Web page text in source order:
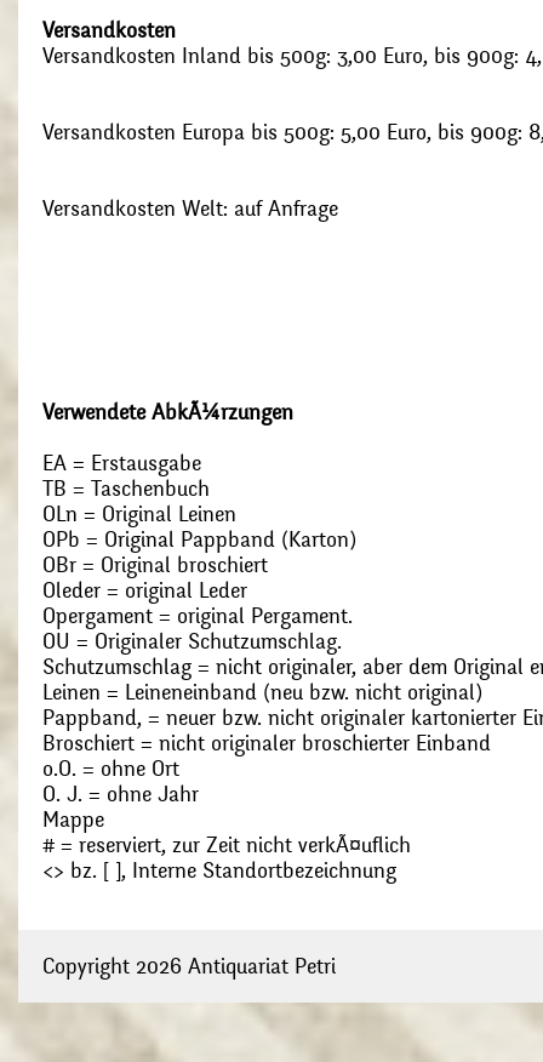
Versandkosten
Versandkosten Inland bis 500g: 3,00 Euro, bis 900g:
Versandkosten Europa bis 500g: 5,00 Euro, bis 900g:
Versandkosten Welt: auf Anfrage
Verwendete AbkÃ¼rzungen
EA = Erstausgabe
TB = Taschenbuch
OLn = Original Leinen
OPb = Original Pappband (Karton)
OBr = Original broschiert
Oleder = original Leder
Opergament = original Pergament.
OU = Originaler Schutzumschlag.
Schutzumschlag = nicht originaler, aber dem Original
Leinen = Leineneinband (neu bzw. nicht original)
Pappband, = neuer bzw. nicht originaler kartonierter
Broschiert = nicht originaler broschierter Einband
o.O. = ohne Ort
O. J. = ohne Jahr
Mappe
# = reserviert, zur Zeit nicht verkÃ¤uflich
<> bz. [ ], Interne Standortbezeichnung
Copyright 2026 Antiquariat Petri